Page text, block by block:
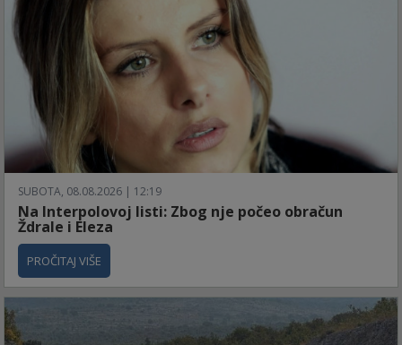
SUBOTA, 08.08.2026 | 12:19
Na Interpolovoj listi: Zbog nje počeo obračun
Ždrale i Eleza
PROČITAJ VIŠE